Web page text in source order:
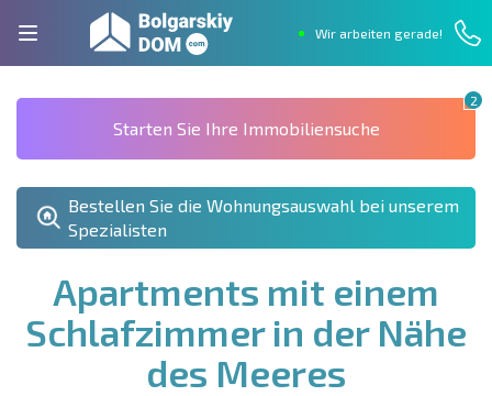
Wir arbeiten gerade!
2
Starten Sie Ihre Immobiliensuche
Bestellen Sie die Wohnungsauswahl bei unserem
Spezialisten
Apartments mit einem
Schlafzimmer in der Nähe
des Meeres